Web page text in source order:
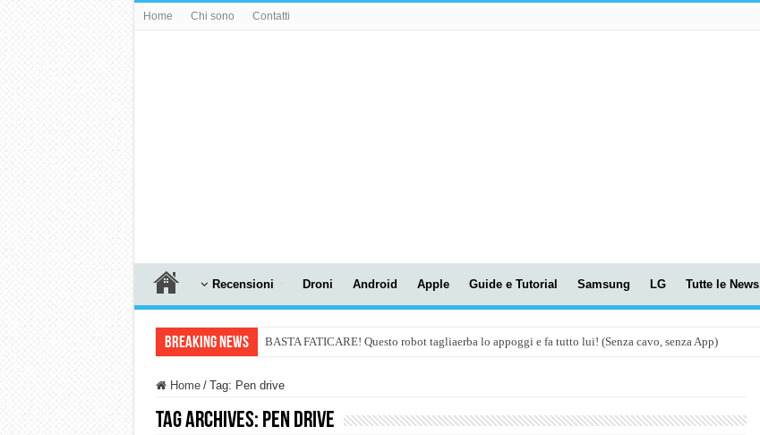
Home Chi sono Contatti
Recensioni Droni Android Apple Guide e Tutorial Samsung LG Tutte le News
Breaking News BASTA FATICARE! Questo robot tagliaerba lo appoggi e fa tutto lui! (Senza cavo, senza App)
Dashcam 70mai A810 Lite: Piccola, 4K e molto efficace. Ecco come va in strada
Home / Tag: Pen drive
Tag Archives: Pen drive